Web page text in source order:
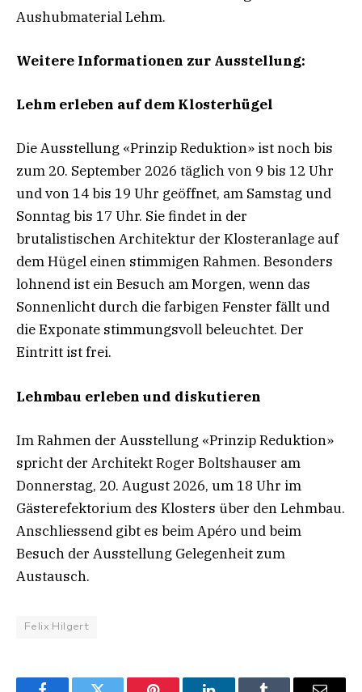
Aushubmaterial Lehm.
Weitere Informationen zur Ausstellung:
Lehm erleben auf dem Klosterhügel
Die Ausstellung «Prinzip Reduktion» ist noch bis
zum 20. September 2026 täglich von 9 bis 12 Uhr
und von 14 bis 19 Uhr geöffnet, am Samstag und
Sonntag bis 17 Uhr. Sie findet in der
brutalistischen Architektur der Klosteranlage auf
dem Hügel einen stimmigen Rahmen. Besonders
lohnend ist ein Besuch am Morgen, wenn das
Sonnenlicht durch die farbigen Fenster fällt und
die Exponate stimmungsvoll beleuchtet. Der
Eintritt ist frei.
Lehmbau erleben und diskutieren
Im Rahmen der Ausstellung «Prinzip Reduktion»
spricht der Architekt Roger Boltshauser am
Donnerstag, 20. August 2026, um 18 Uhr im
Gästerefektorium des Klosters über den Lehmbau.
Anschliessend gibt es beim Apéro und beim
Besuch der Ausstellung Gelegenheit zum
Austausch.
Felix Hilgert